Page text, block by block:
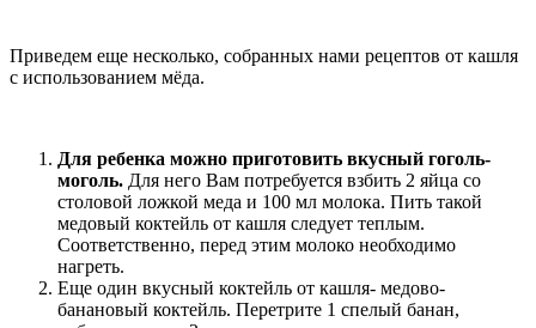
Приведем еще несколько, собранных нами рецептов от кашля
с использованием мёда.
Для ребенка можно приготовить вкусный гоголь-
моголь. Для него Вам потребуется взбить 2 яйца со
столовой ложкой меда и 100 мл молока. Пить такой
медовый коктейль от кашля следует теплым.
Соответственно, перед этим молоко необходимо
нагреть.
Еще один вкусный коктейль от кашля- медово-
банановый коктейль. Перетрите 1 спелый банан,